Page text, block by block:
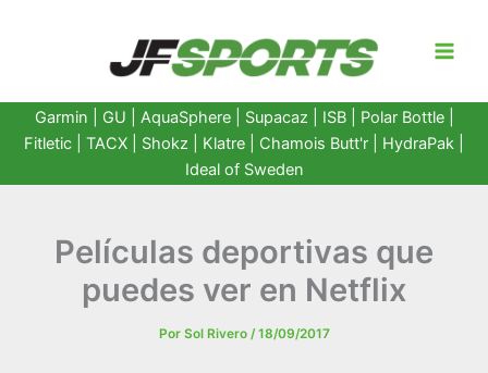
Garmin GU AquaSphere| Supacaz | ISB | Polar Bottle|
Fitletic
TACX Shokz Klatre Chamois Butt'r HydraPak
Ideal of Sweden
Películas deportivas que
puedes ver en Netflix
Por Sol Rivero /18/09/2017